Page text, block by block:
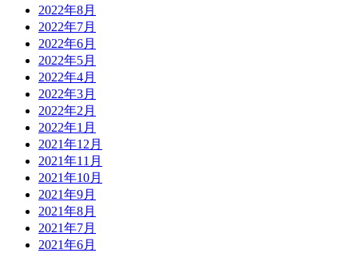
2022年8月
2022年7月
2022年6月
2022年5月
2022年4月
2022年3月
2022年2月
2022年1月
2021年12月
2021年11月
2021年10月
2021年9月
2021年8月
2021年7月
2021年6月